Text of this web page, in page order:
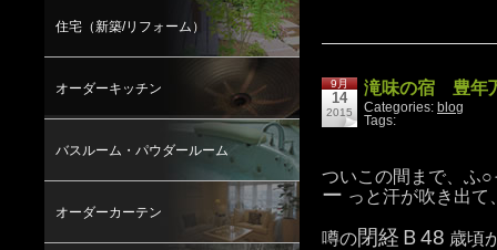
住宅（新築/リフォーム）
オーダーキッチン
バスルーム・パウダールーム
オーダーカーテン
9月
14
2015
滝味の宿 豊年
Categories: blog
Tags:
ついこの間まで、ふ
ー っと汗が吹き出て
噂の閉経Ｂ48 歳頃